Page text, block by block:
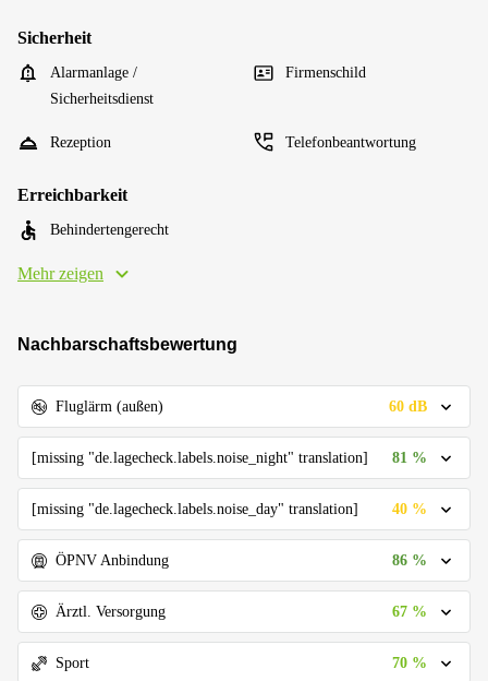
Sicherheit
Alarmanlage /
Sicherheitsdienst
Firmenschild
Rezeption Telefonbeantwortung
Erreichbarkeit
Behindertengerecht
Mehr zeigen
Nachbarschaftsbewertung
Fluglärm (außen) 60 dB
[missing "de.lagecheck.labels.noise_night" translation] 81 %
[missing "de.lagecheck.labels.noise_day" translation] 40 %
ÖPNV Anbindung 86 %
Ärztl. Versorgung 67 %
Sport 70 %